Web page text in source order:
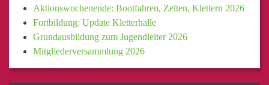
Aktionswochenende: Bootfahren, Zelten, Klettern 2026
Fortbildung: Update Kletterhalle
Grundausbildung zum Jugendleiter 2026
Mitgliederversammlung 2026